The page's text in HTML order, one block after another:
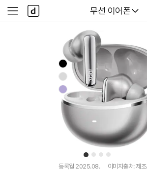
다나와
무선 이어폰
사
이
다
나
와
1 2 3 4
튜
튜
등록월 2025.08. 이미지출처: 제